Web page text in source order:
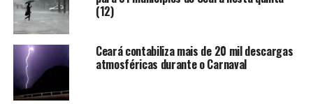
registrada na Região Metropolitana de Fortaleza (RMF)
ocorreu em Cascavel, com apenas 22 mm.
10 maiores chuvas por posto no dia:
(157 postos com chuva de 165 informados)
(12)
Ceará contabiliza mais de 20 mil descargas
atmosféricas durante o Carnaval